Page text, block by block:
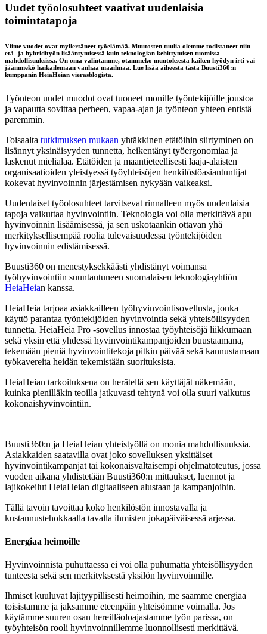
Uudet työolosuhteet vaativat uudenlaisia
toimintatapoja
Viime vuodet ovat myllertäneet työelämää. Muutosten tuulia olemme todistaneet niin
etä- ja hybridityön lisääntymisessä kuin teknologian kehittymisen tuomissa
mahdollisuuksissa. On oma valintamme, otammeko muutoksesta kaiken hyödyn irti vai
jäämmekö haikailemaan vanhaa maailmaa. Lue lisää aiheesta tästä Buusti360:n
kumppanin HeiaHeian vierasblogista.
Työnteon uudet muodot ovat tuoneet monille työntekijöille joustoa
ja vapautta sovittaa perheen, vapaa-ajan ja työnteon yhteen entistä
paremmin.
Toisaalta tutkimuksen mukaan yhtäkkinen etätöihin siirtyminen on
lisännyt yksinäisyyden tunnetta, heikentänyt työergonomiaa ja
laskenut mielialaa. Etätöiden ja maantieteellisesti laaja-alaisten
organisaatioiden yleistyessä työyhteisöjen henkilöstöasiantuntijat
kokevat hyvinvoinnin järjestämisen nykyään vaikeaksi.
Uudenlaiset työolosuhteet tarvitsevat rinnalleen myös uudenlaisia
tapoja vaikuttaa hyvinvointiin. Teknologia voi olla merkittävä apu
hyvinvoinnin lisäämisessä, ja sen uskotaankin ottavan yhä
merkityksellisempää roolia tulevaisuudessa työntekijöiden
hyvinvoinnin edistämisessä.
Buusti360 on menestyksekkäästi yhdistänyt voimansa
työhyvinvointiin suuntautuneen suomalaisen teknologiayhtiön
HeiaHeian kanssa.
HeiaHeia tarjoaa asiakkailleen työhyvinvointisovellusta, jonka
käyttö parantaa työntekijöiden hyvinvointia sekä yhteisöllisyyden
tunnetta. HeiaHeia Pro -sovellus innostaa työyhteisöjä liikkumaan
sekä yksin että yhdessä hyvinvointikampanjoiden buustaamana,
tekemään pieniä hyvinvointitekoja pitkin päivää sekä kannustamaan
työkavereita heidän tekemistään suorituksista.
HeiaHeian tarkoituksena on herätellä sen käyttäjät näkemään,
kuinka pienilläkin teoilla jatkuvasti tehtynä voi olla suuri vaikutus
kokonaishyvinvointiin.
Buusti360:n ja HeiaHeian yhteistyöllä on monia mahdollisuuksia.
Asiakkaiden saatavilla ovat joko sovelluksen yksittäiset
hyvinvointikampanjat tai kokonaisvaltaisempi ohjelmatoteutus, jossa
vuoden aikana yhdistetään Buusti360:n mittaukset, luennot ja
lajikokeilut HeiaHeian digitaaliseen alustaan ja kampanjoihin.
Tällä tavoin tavoittaa koko henkilöstön innostavalla ja
kustannustehokkaalla tavalla ihmisten jokapäiväisessä arjessa.
Energiaa heimoille
Hyvinvoinnista puhuttaessa ei voi olla puhumatta yhteisöllisyyden
tunteesta sekä sen merkityksestä yksilön hyvinvoinnille.
Ihmiset kuuluvat lajityypillisesti heimoihin, me saamme energiaa
toisistamme ja jaksamme eteenpäin yhteisömme voimalla. Jos
käytämme suuren osan hereilläoloajastamme työn parissa, on
työyhteisön rooli hyvinvoinnillemme luonnollisesti merkittävä.